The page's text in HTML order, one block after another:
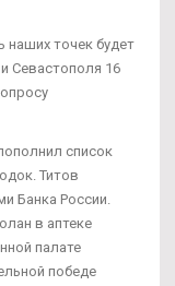
наших точек будет
Севастополя 16
список
Титов
Банка России.
в аптеке
палате
победе